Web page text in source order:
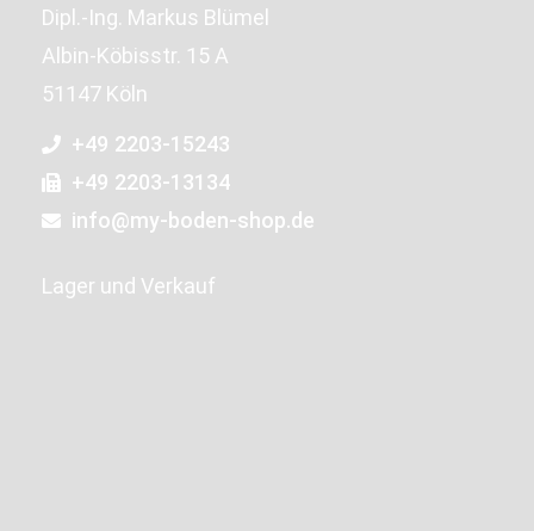
Dipl.-Ing. Markus Blümel
Albin-Köbisstr. 15 A
51147 Köln
+49 2203-15243
+49 2203-13134
info@my-boden-shop.de
Lager und Verkauf